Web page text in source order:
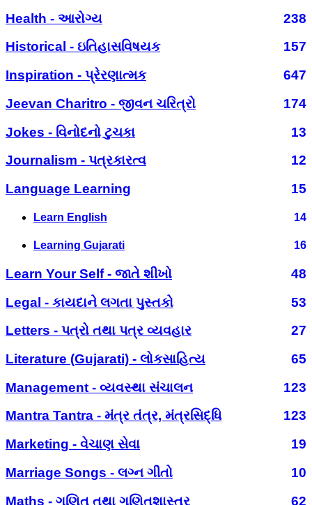
Health - આરોગ્ય
238
Historical - ઇતિહાસવિષયક
157
Inspiration - પ્રેરણાત્મક
647
Jeevan Charitro - જીવન ચરિત્રો
174
Jokes - વિનોદનો ટુચકા
13
Journalism - પત્રકારત્વ
12
Language Learning
15
Learn English 14
Learning Gujarati 16
Learn Your Self - જાતે શીખો
48
Legal - કાયદાને લગતા પુસ્તકો
53
Letters - પત્રો તથા પત્ર વ્યવહાર
27
Literature (Gujarati) - લોકસાહિત્ય
65
Management - વ્યવસ્થા સંચાલન
123
Mantra Tantra - મંત્ર તંત્ર, મંત્રસિદ્ધિ
123
Marketing - વેચાણ સેવા
19
Marriage Songs - લગ્ન ગીતો
10
Maths - ગણિત તથા ગણિતશાસ્ત્ર
62